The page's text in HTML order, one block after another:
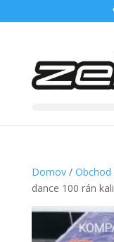
Domov/ Obchod
dance 100 rán